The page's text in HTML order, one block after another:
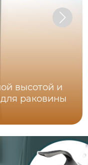
высотой и
раковины